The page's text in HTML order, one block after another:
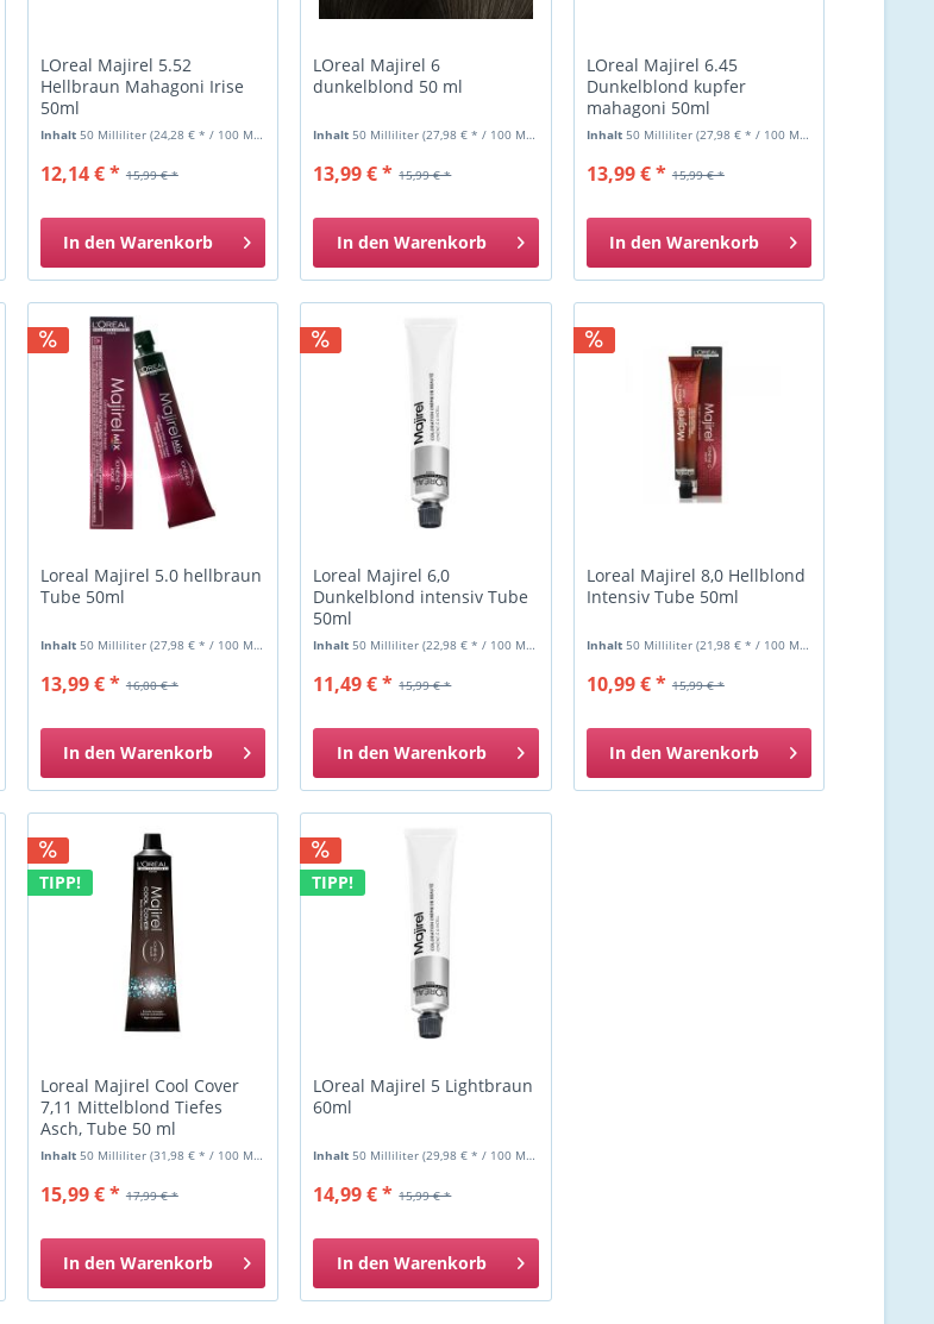
LOreal Majirel 5.52
Hellbraun Mahagoni Irise
50ml
Inhalt 50 Milliliter (24,28 € * / 100 Milliliter)
15,99 € *
12,14 € *
In den Warenkorb
LOreal Majirel 6
dunkelblond 50 ml
Inhalt 50 Milliliter(27,98 € * / 100 Milliliter)
15,99 € *
13,99 € *
In den Warenkorb
LOreal Majirel 6.45
Dunkelblond kupfer
mahagoni 50ml
Inhalt 50 Milliliter (27,98 € * / 100 Milliliter)
15,99 € *
13,99 € *
In den Warenkorb
Loreal Majirel 5.0 hellbraun
Tube 50ml
Inhalt 50 Milliliter (27,98 € * / 100 Milliliter)
16,00 € *
13,99 € *
In den Warenkorb
Loreal Majirel 6,0
Dunkelblond intensiv Tube
50ml
Inhalt50 Milliliter(22,98 € * / 100 Milliliter)
15,99 € *
11,49 € *
In den Warenkorb
Loreal Majirel 8,0 Hellblond
Intensiv Tube 50ml
Inhalt 50 Milliliter (21,98 € * / 100 Milliliter)
15,99 € *
10,99 € *
In den Warenkorb
TIPP!
Loreal Majirel Cool Cover
7,11 Mittelblond Tiefes
Asch, Tube 50 ml
Inhalt 50 Milliliter (31,98 € * / 100 Milliliter)
17,99 € *
15,99 € *
In den Warenkorb
TIPP!
LOreal Majirel 5 Lightbraun
60ml
Inhalt50 Milliliter(29,98 € * / 100 Milliliter)
15,99 € *
14,99 € *
In den Warenkorb